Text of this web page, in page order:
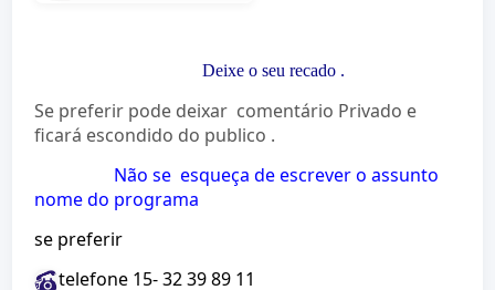
Deixe o seu recado .
Se preferir pode deixar comentário Privado e
ficará escondido do publico .
Não se esqueça de escrever o assunto
nome do programa
se preferir
telefone 15- 32 39 89 11